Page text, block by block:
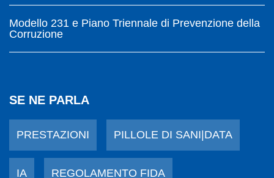
Modello 231 e Piano Triennale di Prevenzione della
Corruzione
SE NE PARLA
PRESTAZIONI PILLOLE DI SANI|DATA
IA REGOLAMENTO FIDA